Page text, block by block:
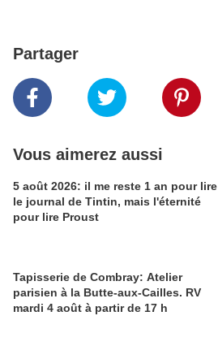
Partager
Vous aimerez aussi
5 août 2026: il me reste 1 an pour lire
le journal de Tintin, mais l'éternité
pour lire Proust
Tapisserie de Combray: Atelier
parisien à la Butte-aux-Cailles. RV
mardi 4 août à partir de 17 h